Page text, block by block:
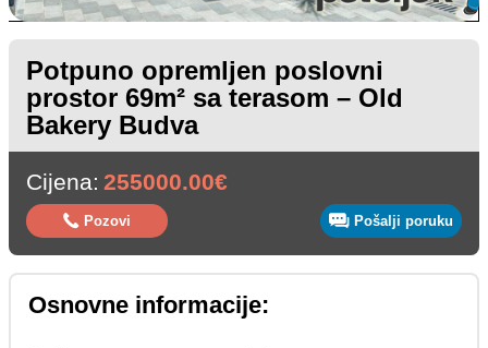
Potpuno opremljen poslovni
prostor 69m² sa terasom – Old
Bakery Budva
Cijena: 255000.00€
Pozovi Pošalji poruku
Osnovne informacije: